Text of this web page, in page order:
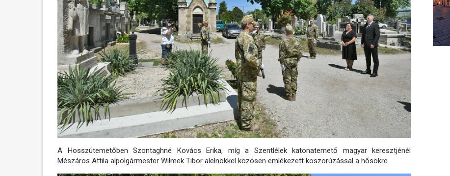
A Hosszútemetőben Szontaghné Kovács Erika, míg a Szentlélek katonatemető magyar keresztjénél
Mészáros Attila alpolgármester Wilmek Tibor alelnökkel közösen emlékezett koszorúzással a hősökre.